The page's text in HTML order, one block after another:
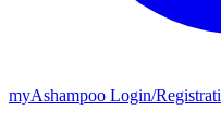
myAshampoo Login/Registrati